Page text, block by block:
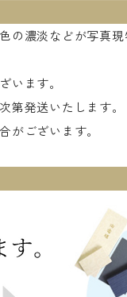
の濃淡などが写真
います。
発送いたします。
ございます。